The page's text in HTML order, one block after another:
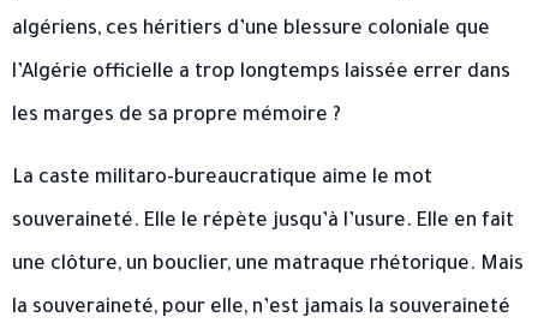
algériens, ces héritiers d’une blessure coloniale que
l’Algérie officielle a trop longtemps laissée errer dans
les marges de sa propre mémoire ?
La caste militaro-bureaucratique aime le mot
souveraineté. Elle le répète jusqu’à l’usure. Elle en fait
une clôture, un bouclier, une matraque rhétorique. Mais
la souveraineté, pour elle, n’est jamais la souveraineté